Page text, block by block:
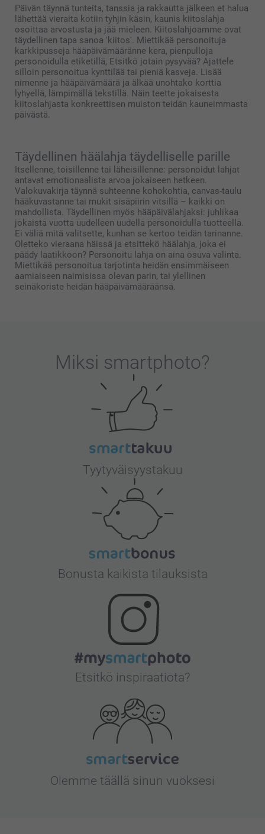
Päivän täynnä tunteita, tanssia ja rakkautta jälkeen et halua
lähettää vieraita kotiin tyhjin käsin, kaunis kiitoslahja
osoittaa arvostusta ja jää mieleen. Kiitoslahjoamme ovat
täydellinen tapa sanoa 'kiitos'. Miettikää personoituja
karkkipusseja hääpäivämääränne kera, pienpulloja
personoidulla etiketillä, Etsitkö jotain pysyvää? Ajattele
silloin personoitua kynttilää tai pieniä kasveja. Lisää
nimenne ja hääpäivämäärä ja älkää unohtako korttia
lyhyellä, lämpimällä tekstillä. Näin teette jokaisesta
kiitoslahjasta konkreettisen muiston teidän kauneimmasta
päivästä.
Täydellinen häälahja täydelliselle parille
Itsellenne, toisillenne tai läheisillenne: personoidut lahjat
antavat emotionaalista arvoa jokaiseen hetkeen.
Valokuvakirja täynnä suhteenne kohokohtia, canvas-taulu
hääkuvastanne tai mukit sisäpiirin vitsillä – kaikki on
mahdollista. Täydellinen myös hääpäivälahjaksi: juhlikaa
jokaista vuotta uudelleen uudella personoidulla tuotteella.
Ei väliä mitä valitsette, kunhan se kertoo teidän tarinanne.
Oletteko vieraana häissä ja etsittekö häälahja, joka ei
päädy laatikkoon? Personoitu lahja on aina osuva valinta.
Miettikää personoitua tarjotinta heidän ensimmäiseen
aamiaiseen naimisissa olevan parin, tai ylellinen
seinäkoriste heidän hääpäivämääräänsä.
Miksi smartphoto?
Tyytyväisyystakuu
Bonusta kaikista tilauksista
Etsitkö inspiraatiota?
Olemme täällä sinun vuoksesi